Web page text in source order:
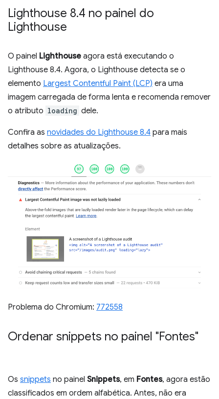
Lighthouse 8.4 no painel do
Lighthouse
O painel Lighthouse agora está executando o
Lighthouse 8.4. Agora, o Lighthouse detecta se o
elemento Largest Contentful Paint (LCP) era uma
imagem carregada de forma lenta e recomenda remover
o atributo loading dele.
Confira as novidades do Lighthouse 8.4 para mais
detalhes sobre as atualizações.
Problema do Chromium: 772558
Ordenar snippets no painel "Fontes"
Os snippets no painel Snippets, em Fontes, agora estão
classificados em ordem alfabética. Antes, não era